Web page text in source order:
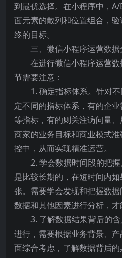
到最优选择。在小程序中，
面元素的散列和位置组合，
终的目标。
三、微信小程序运营数
在进行微信小程序运营
节需要注意：
1. 确定指标体系。针对
定不同的指标体系，有的企
等指标，有的则关注访问量
商家的业务目标和商业模式
控中，从而实现精准运营。
2. 学会数据时间段的把
是比较长期的，在短时间内
张。需要学会发现和把握数
数据和其他因素进行分析，才
3. 了解数据结果背后的
进行，需要根据业务背景、
面综合考虑，了解数据背后